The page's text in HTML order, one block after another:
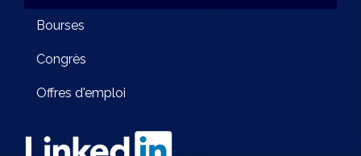
Bourses
Congrès
Offres d'emploi